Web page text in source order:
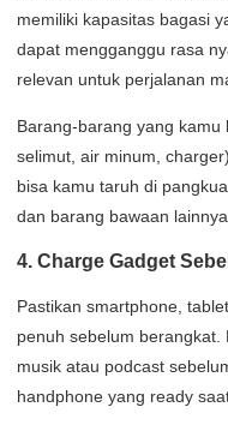
memiliki kapasitas bagasi
dapat mengganggu rasa
relevan untuk perjalanan
Barang-barang yang kamu
selimut, air minum,
bisa kamu taruh di
dan barang bawaan
4. Charge Gadget
Pastikan smartphone,
penuh sebelum
musik atau podcast
handphone yang ready